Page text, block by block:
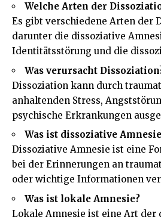
Welche Arten der
Es gibt verschiedene Arten der
darunter die dissoziative
Identitätsstörung und die
Was verursacht
Dissoziation kann durch
anhaltenden Stress,
psychische Erkrankungen
Was ist dissoziative
Dissoziative Amnesie ist eine
bei der Erinnerungen an
oder wichtige Informationen
Was ist lokale Amnesie?
Lokale Amnesie ist eine Art der